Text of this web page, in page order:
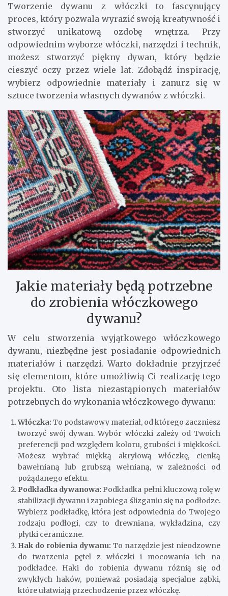
Tworzenie dywanu z włóczki to fascynujący
proces, który pozwala wyrazić swoją kreatywność i
stworzyć unikatową ozdobę wnętrza. Przy
odpowiednim wyborze włóczki, narzędzi i technik,
możesz stworzyć piękny dywan, który będzie
cieszyć oczy przez wiele lat. Zdobądź inspirację,
wybierz odpowiednie materiały i zanurz się w
sztuce tworzenia własnych dywanów z włóczki.
Jakie materiały będą potrzebne
do zrobienia włóczkowego
dywanu?
W celu stworzenia wyjątkowego włóczkowego
dywanu, niezbędne jest posiadanie odpowiednich
materiałów i narzędzi. Warto dokładnie przyjrzeć
się elementom, które umożliwią Ci realizację tego
projektu. Oto lista niezastąpionych materiałów
potrzebnych do wykonania włóczkowego dywanu:
Włóczka: To podstawowy materiał, od którego zaczniesz
tworzyć swój dywan. Wybór włóczki zależy od Twoich
preferencji pod względem koloru, grubości i miękkości.
Możesz wybrać miękką akrylową włóczkę, cienką
bawełnianą lub grubszą wełnianą, w zależności od
pożądanego efektu.
Podkładka dywanowa: Podkładka pełni kluczową rolę w
stabilizacji dywanu i zapobiega ślizganiu się na podłodze.
Wybierz podkładkę, która jest odpowiednia do Twojego
rodzaju podłogi, czy to drewniana, wykładzina, czy
płytki ceramiczne.
Hak do robienia dywanu: To narzędzie jest nieodzowne
do tworzenia pętel z włóczki i mocowania ich na
podkładce. Haki do robienia dywanu różnią się od
zwykłych haków, ponieważ posiadają specjalne ząbki,
które ułatwiają przechodzenie przez włóczkę.